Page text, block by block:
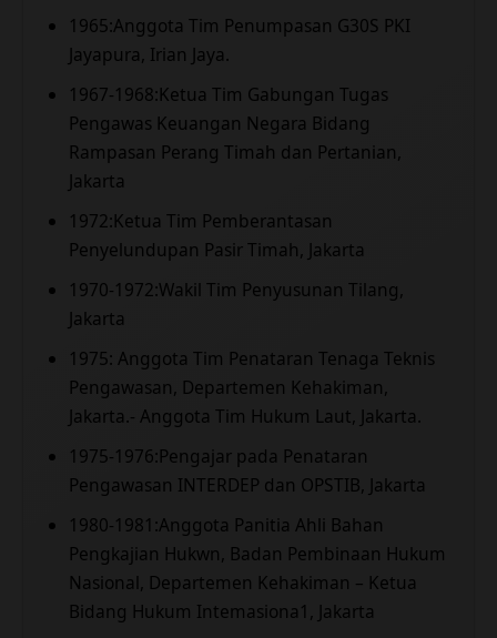
1965:Anggota Tim Penumpasan G30S PKI
Jayapura, Irian Jaya.
1967-1968:Ketua Tim Gabungan Tugas
Pengawas Keuangan Negara Bidang
Rampasan Perang Timah dan Pertanian,
Jakarta
1972:Ketua Tim Pemberantasan
Penyelundupan Pasir Timah, Jakarta
1970-1972:Wakil Tim Penyusunan Tilang,
Jakarta
1975: Anggota Tim Penataran Tenaga Teknis
Pengawasan, Departemen Kehakiman,
Jakarta.- Anggota Tim Hukum Laut, Jakarta.
1975-1976:Pengajar pada Penataran
Pengawasan INTERDEP dan OPSTIB, Jakarta
1980-1981:Anggota Panitia Ahli Bahan
Pengkajian Hukwn, Badan Pembinaan Hukum
Nasional, Departemen Kehakiman – Ketua
Bidang Hukum Intemasiona1, Jakarta